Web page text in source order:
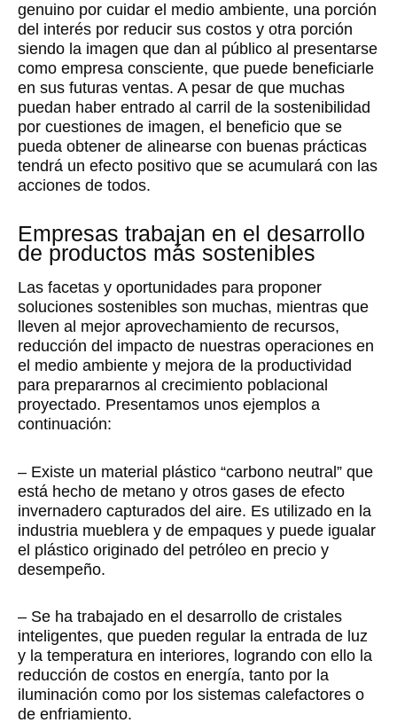
genuino por cuidar el medio ambiente, una porción
del interés por reducir sus costos y otra porción
siendo la imagen que dan al público al presentarse
como empresa consciente, que puede beneficiarle
en sus futuras ventas. A pesar de que muchas
puedan haber entrado al carril de la sostenibilidad
por cuestiones de imagen, el beneficio que se
pueda obtener de alinearse con buenas prácticas
tendrá un efecto positivo que se acumulará con las
acciones de todos.
Empresas trabajan en el desarrollo
de productos más sostenibles
Las facetas y oportunidades para proponer
soluciones sostenibles son muchas, mientras que
lleven al mejor aprovechamiento de recursos,
reducción del impacto de nuestras operaciones en
el medio ambiente y mejora de la productividad
para prepararnos al crecimiento poblacional
proyectado. Presentamos unos ejemplos a
continuación:
– Existe un material plástico “carbono neutral” que
está hecho de metano y otros gases de efecto
invernadero capturados del aire. Es utilizado en la
industria mueblera y de empaques y puede igualar
el plástico originado del petróleo en precio y
desempeño.
– Se ha trabajado en el desarrollo de cristales
inteligentes, que pueden regular la entrada de luz
y la temperatura en interiores, logrando con ello la
reducción de costos en energía, tanto por la
iluminación como por los sistemas calefactores o
de enfriamiento.